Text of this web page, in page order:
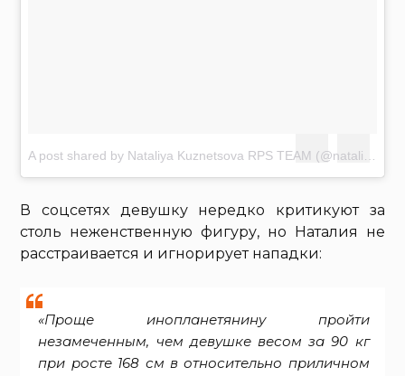
A post shared by Nataliya Kuznetsova RPS TEAM (@nataliya.amazonka)
В соцсетях девушку нередко критикуют за
столь неженственную фигуру, но Наталия не
расстраивается и игнорирует нападки:
«Проще инопланетянину пройти
незамеченным, чем девушке весом за 90 кг
при росте 168 см в относительно приличном